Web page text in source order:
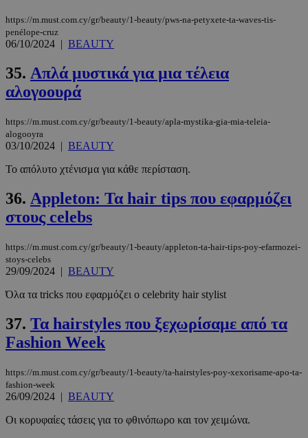
https://m.must.com.cy/gr/beauty/1-beauty/pws-na-petyxete-ta-waves-tis-
penélope-cruz
06/10/2024 | BEAUTY
35. Aπλά μυστικά για μια τέλεια
αλογοουρά
https://m.must.com.cy/gr/beauty/1-beauty/apla-mystika-gia-mia-teleia-
alogooyra
03/10/2024 | BEAUTY
Το απόλυτο χτένισμα για κάθε περίσταση.
36. Appleton: Τα hair tips που εφαρμόζει
στους celebs
https://m.must.com.cy/gr/beauty/1-beauty/appleton-ta-hair-tips-poy-efarmozei-
stoys-celebs
29/09/2024 | BEAUTY
Όλα τα tricks που εφαρμόζει ο celebrity hair stylist
37. Τα hairstyles που ξεχωρίσαμε από τα
Fashion Week
https://m.must.com.cy/gr/beauty/1-beauty/ta-hairstyles-poy-xexorisame-apo-ta-
fashion-week
26/09/2024 | BEAUTY
Οι κορυφαίες τάσεις για το φθινόπωρο και τον χειμώνα.